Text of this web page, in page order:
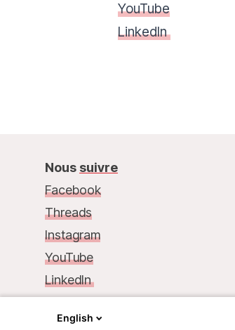
YouTube
LinkedIn
Nous suivre
Facebook
Threads
Instagram
YouTube
LinkedIn
68, rue de Gasperich
English